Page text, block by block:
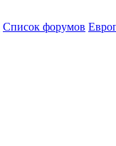
Список форумов